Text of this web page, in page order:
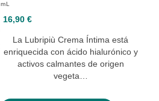
mL
16,90 €
La Lubripiù Crema Íntima está
enriquecida con ácido hialurónico y
activos calmantes de origen
vegeta…